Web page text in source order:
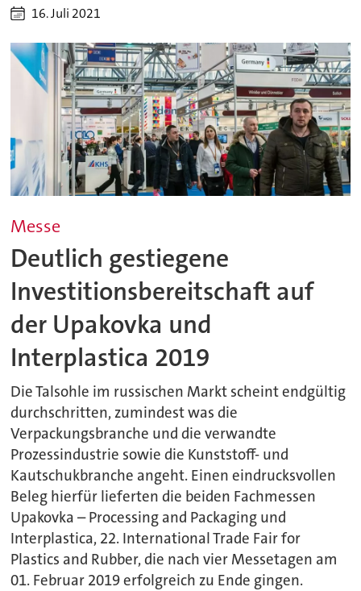
16. Juli 2021
Messe
Deutlich gestiegene
Investitionsbereitschaft auf
der Upakovka und
Interplastica 2019
Die Talsohle im russischen Markt scheint endgültig
durchschritten, zumindest was die
Verpackungsbranche und die verwandte
Prozessindustrie sowie die Kunststoff- und
Kautschukbranche angeht. Einen eindrucksvollen
Beleg hierfür lieferten die beiden Fachmessen
Upakovka – Processing and Packaging und
Interplastica, 22. International Trade Fair for
Plastics and Rubber, die nach vier Messetagen am
01. Februar 2019 erfolgreich zu Ende gingen.